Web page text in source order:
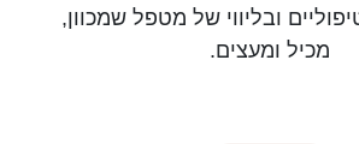
ובליווי של מטפל שמכוון,
מכיל ומעצים.